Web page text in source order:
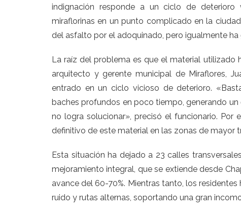
indignación responde a un ciclo de
miraflorinas en un punto complicado en la
del asfalto por el adoquinado, pero igualmente
La raíz del problema es que el material utilizado
arquitecto y gerente municipal de Miraflores,
entrado en un ciclo vicioso de deterioro.
baches profundos en poco tiempo, generando
no logra solucionar», precisó el funcionario.
definitivo de este material en las zonas de mayor
Esta situación ha dejado a 23 calles
mejoramiento integral, que se extiende desde
avance del 60-70%. Mientras tanto, los
ruido y rutas alternas, soportando una gran